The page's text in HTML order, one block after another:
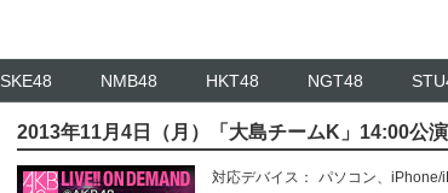
SKE48 NMB48 HKT48 NGT48
2013年11月4日（月）「大島チームK」14:00公演
対応デバイス： パソコン、 iPhone/